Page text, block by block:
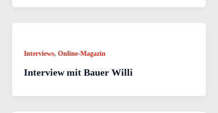
Interviews, Online-Magazin
Interview mit Bauer Willi